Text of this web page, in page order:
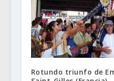
Rotundo triunfo de